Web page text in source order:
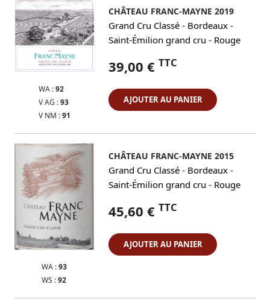
WA :92
V AG :93
V NM :91
CHÂTEAU FRANC-MAYNE 2019
Grand Cru Classé - Bordeaux -
Saint-Émilion grand cru - Rouge
39,00 € TTC
AJOUTER AU PANIER
WA :93
WS :92
CHÂTEAU FRANC-MAYNE 2015
Grand Cru Classé - Bordeaux -
Saint-Émilion grand cru - Rouge
45,60 € TTC
AJOUTER AU PANIER